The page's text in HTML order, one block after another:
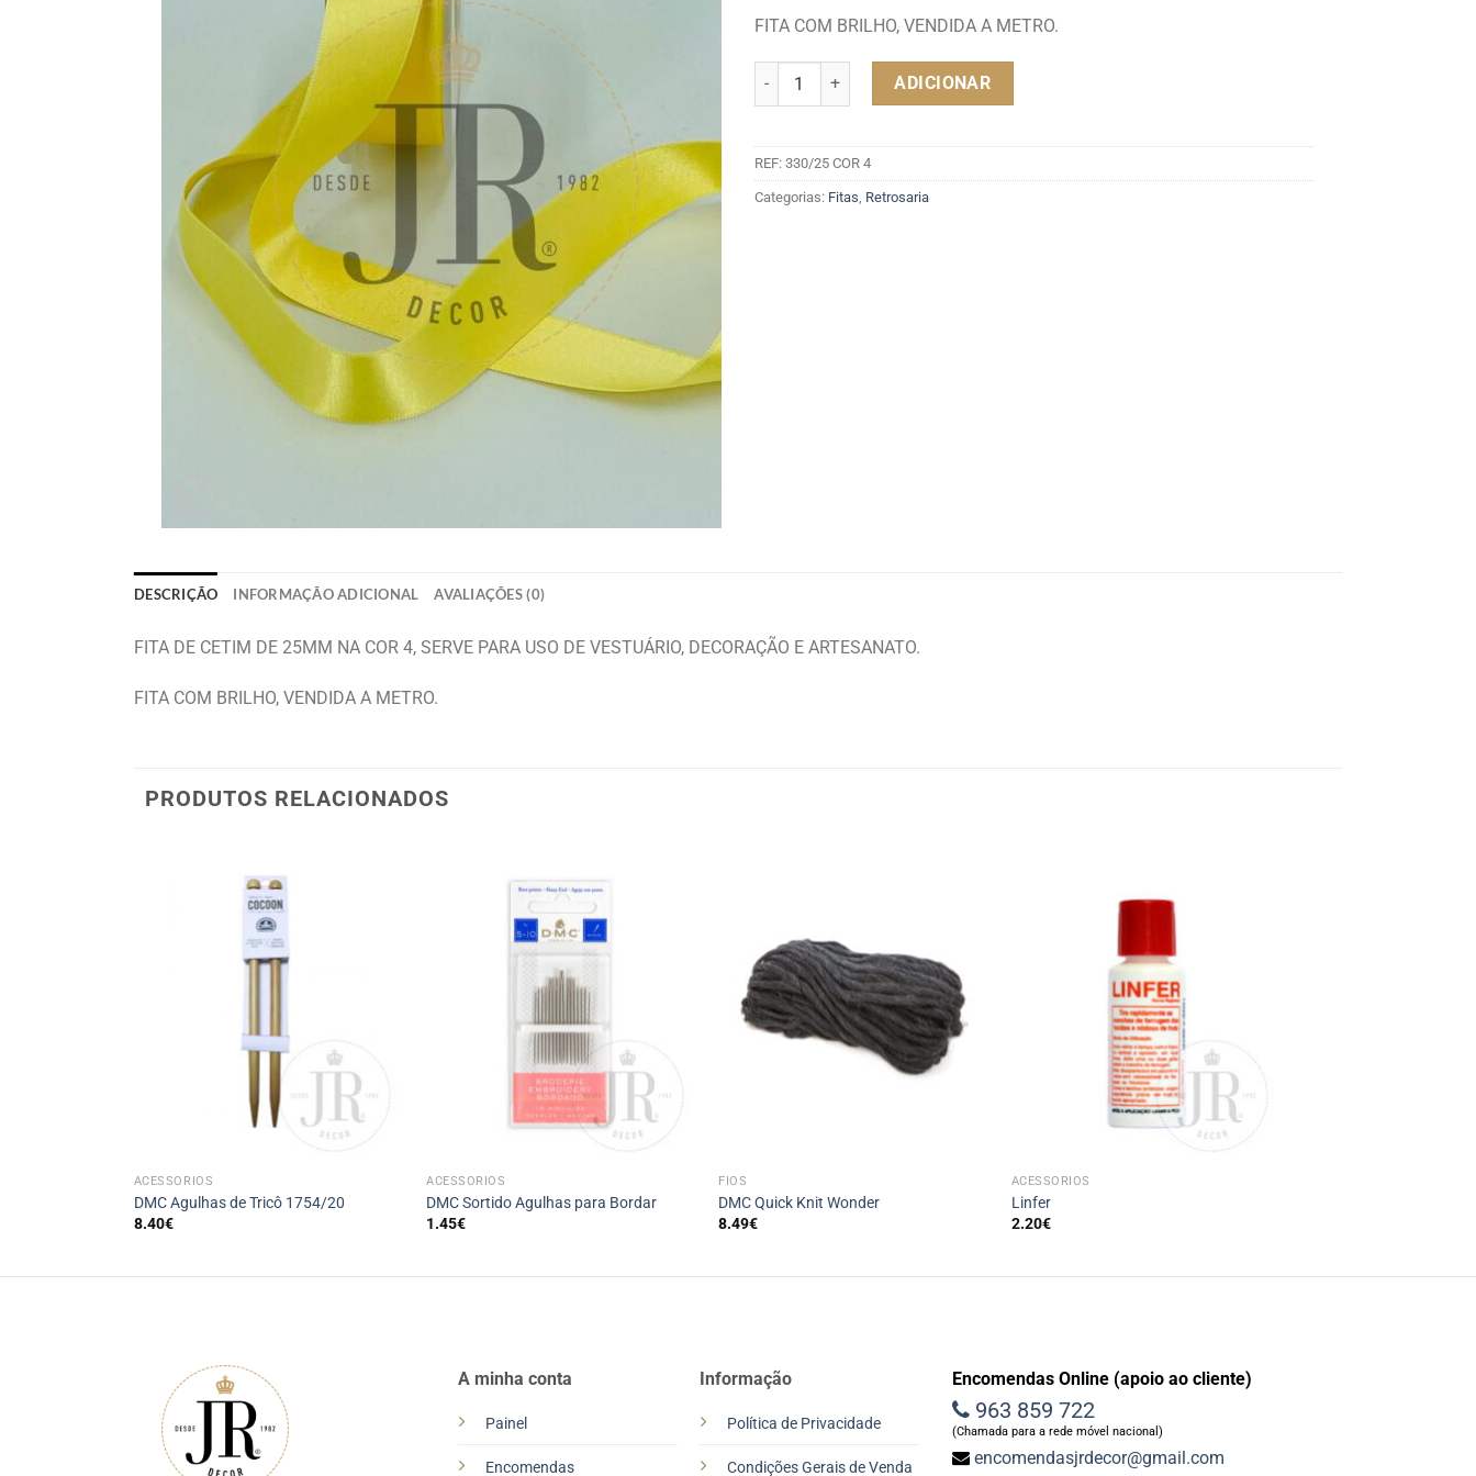
FITA COM BRILHO, VENDIDA A METRO.
Quantidade de FITA CETIM 25MM COR 4
ADICIONAR
REF: 330/25 COR 4
Categorias: Fitas, Retrosaria
DESCRIÇÃO INFORMAÇÃO ADICIONAL AVALIAÇÕES (0)
FITA DE CETIM DE 25MM NA COR 4, SERVE PARA USO DE VESTUÁRIO, DECORAÇÃO E ARTESANATO.
FITA COM BRILHO, VENDIDA A METRO.
PRODUTOS RELACIONADOS
ACESSÓRIOS
DMC Agulhas de Tricô 1754/20
8.40€
ACESSÓRIOS
DMC Sortido Agulhas para Bordar
1.45€
FIOS
DMC Quick Knit Wonder
8.49€
ACESSÓRIOS
Linfer
2.20€
A minha conta
Painel
Encomendas
Informação
Política de Privacidade
Condições Gerais de Venda
Encomendas Online (apoio ao cliente)
963 859 722
(Chamada para a rede móvel nacional)
encomendasjrdecor@gmail.com